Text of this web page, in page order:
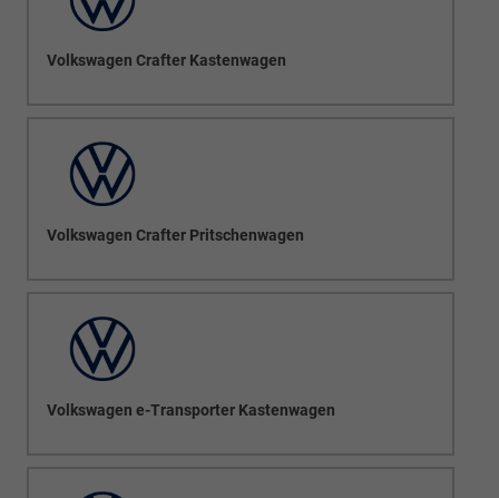
Volkswagen Crafter Kastenwagen
Volkswagen Crafter Pritschenwagen
Volkswagen e-Transporter Kastenwagen